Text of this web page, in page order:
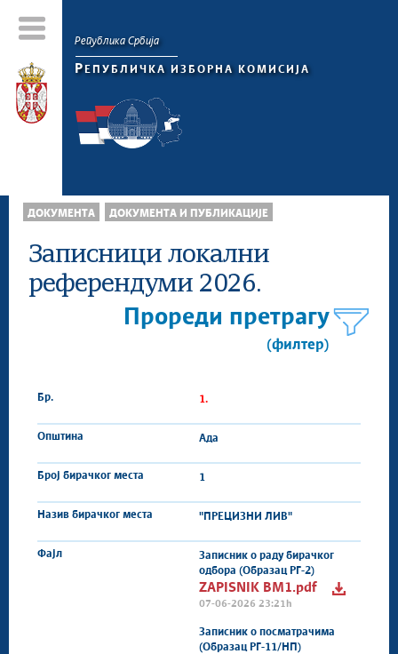
Република Србија
Р ЕПУБЛИЧКА ИЗБОРНА КОМИСИЈА
ДОКУМЕНТА ДОКУМЕНТА И ПУБЛИКАЦИЈЕ
Записници локални
референдуми 2026.
Прореди претрагу
(филтер)
1.
Ада
1
"ПРЕЦИЗНИ ЛИВ"
Записник о раду бирачког
одбора (Образац РГ-2)
ZAPISNIK BM1.pdf
07-06-2026 23:21h
Записник о посматрачима
(Образац РГ-11/НП)